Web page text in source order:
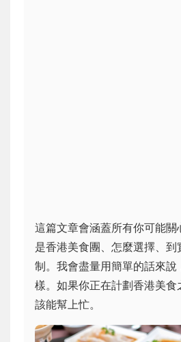
這篇文章會涵蓋所有你可能關
是香港美食團、怎麼選擇、
制。我會盡量用簡單的話來說
樣。如果你正在計劃香港美
該能幫上忙。